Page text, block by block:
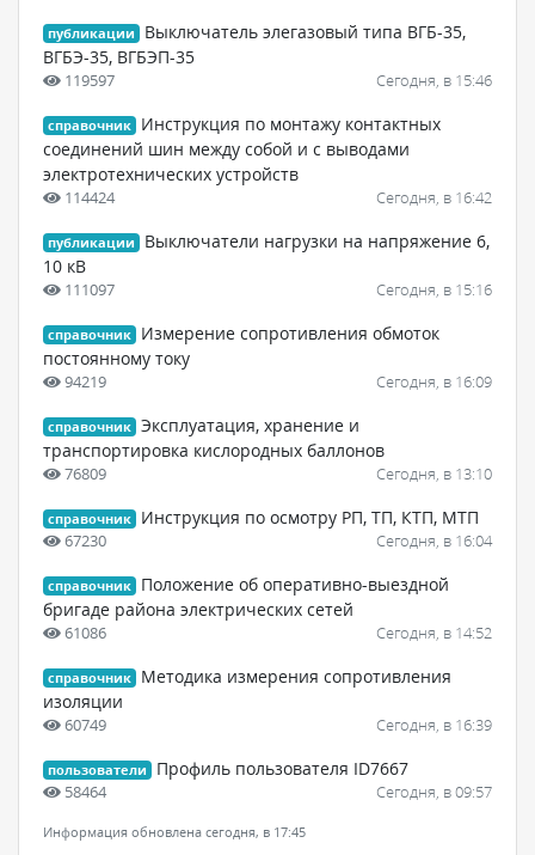
публикации
Выключатель элегазовый типа ВГБ-35,
ВГБЭ-35, ВГБЭП-35
119597 Сегодня, в 15:46
справочник
Инструкция по монтажу контактных
соединений шин между собой и с выводами
электротехнических устройств
114424 Сегодня, в 16:42
публикации
Выключатели нагрузки на напряжение 6,
10 кВ
111097 Сегодня, в 15:16
справочник
Измерение сопротивления обмоток
постоянному току
94219 Сегодня, в 16:09
справочник Эксплуатация, хранение и
транспортировка кислородных баллонов
76809 Сегодня, в 13:10
справочник Инструкция по осмотру РП, ТП, КТП, МТП
67230 Сегодня, в 16:04
справочник
Положение об оперативно-выездной
бригаде района электрических сетей
61086 Сегодня, в 14:52
справочник
Методика измерения сопротивления
изоляции
60749 Сегодня, в 16:39
пользователи Профиль пользователя ID7667
58464 Сегодня, в 09:57
Информация обновлена сегодня, в 17:45